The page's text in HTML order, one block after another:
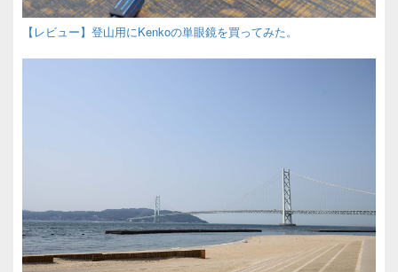
【レビュー】登山用にKenkoの単眼鏡を買ってみた。